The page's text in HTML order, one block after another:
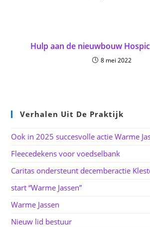
Hulp aan de nieuwbouw
8 mei 2022
Verhalen Uit De Praktijk
Ook in 2025 succesvolle actie Warme
Fleecedekens voor voedselbank
Caritas ondersteunt decemberactie
start “Warme Jassen”
Warme Jassen
Nieuw lid bestuur